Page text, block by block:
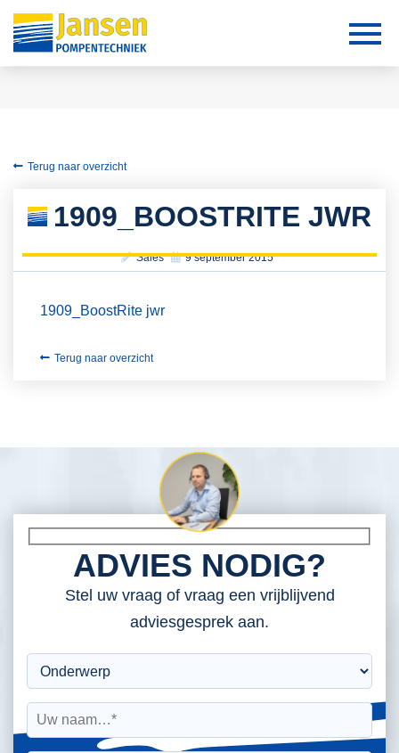
Terug naar overzicht
1909_BOOSTRITE JWR
Sales 9 september 2015
1909_BoostRite jwr
Terug naar overzicht
ADVIES NODIG?
Stel uw vraag of vraag een vrijblijvend
adviesgesprek aan.